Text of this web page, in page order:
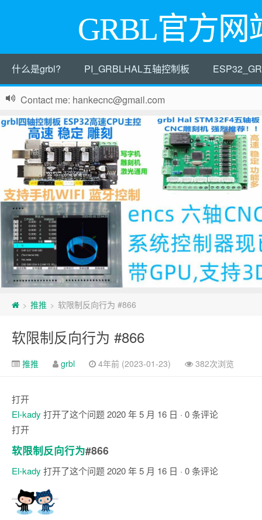
GRBL官方网
什么是grbl? PI_GRBLHAL五轴控制板
Contact me: hankecnc@gmail.com
> 推推 > 软限制反向行为 #866
软限制反向行为 #866
推推 grbl 4年前 (2023-01-23) 382次浏览
打开
El-kady 打开了这个问题2020 年 5 月 16 日 · 0 条评论
打开
软限制反向行为#866
El-kady 打开了这个问题2020 年 5 月 16 日 · 0 条评论
注
释